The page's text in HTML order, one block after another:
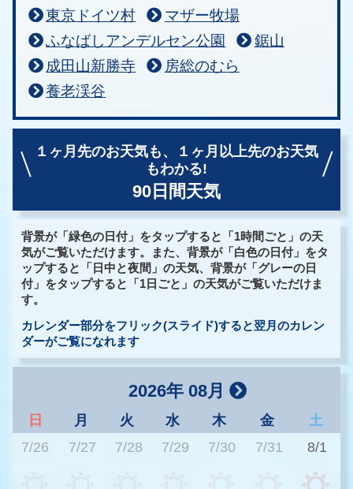
東京ドイツ村
マザー牧場
ふなばしアンデルセン公園
鋸山
成田山新勝寺
房総のむら
養老渓谷
１ヶ月先のお天気も、
１ヶ月以上先のお天気
もわかる!
90日間天気
背景が「緑色の日付」をタップすると「1時間ごと」の天
気がご覧いただけます。また、背景が「白色の日付」をタ
ップすると「日中と夜間」の天気、背景が「グレーの日
付」をタップすると「1日ごと」の天気がご覧いただけま
す。
カレンダー部分をフリック(スライド)すると翌月のカレン
ダーがご覧になれます
2026年 08月
日 月 火 水 木 金
土
7/26
7/27 7/28 7/29 7/30 7/31 8/1